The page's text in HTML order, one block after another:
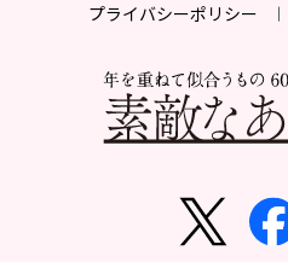
プライバシーポリシー